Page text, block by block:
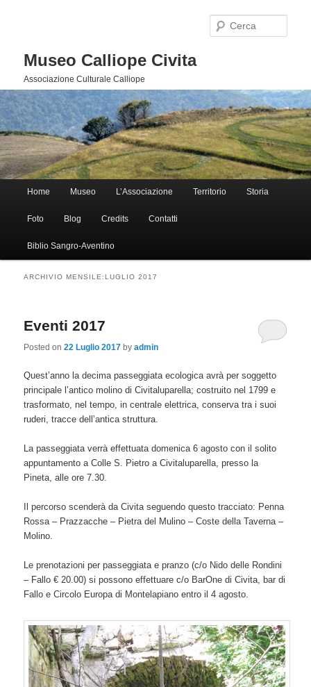
Museo Calliope Civita
Associazione Culturale Calliope
Vai al contenuto principale
Vai al contenuto secondario
Home Museo L’Associazione Territorio Storia
Foto Blog Credits Contatti
Biblio Sangro-Aventino
ARCHIVIO MENSILE: LUGLIO 2017
Eventi 2017
Posted on22 Luglio 2017 byadmin
Quest’anno la decima passeggiata ecologica avrà per soggetto
principale l’antico molino di Civitaluparella; costruito nel 1799 e
trasformato, nel tempo, in centrale elettrica, conserva tra i suoi
ruderi, tracce dell’antica struttura.
La passeggiata verrà effettuata domenica 6 agosto con il solito
appuntamento a Colle S. Pietro a Civitaluparella, presso la
Pineta, alle ore 7.30.
Il percorso scenderà da Civita seguendo questo tracciato: Penna
Rossa – Prazzacche – Pietra del Mulino – Coste della Taverna –
Molino.
Le prenotazioni per passeggiata e pranzo (c/o Nido delle Rondini
– Fallo € 20.00) si possono effettuare c/o BarOne di Civita, bar di
Fallo e Circolo Europa di Montelapiano entro il 4 agosto.